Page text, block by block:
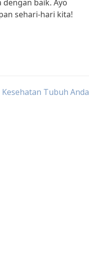
baik. Ayo
sehari-hari kita!
Tubuh Anda